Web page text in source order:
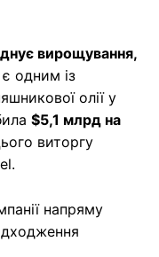
вирощування,
є одним із
олії у
$5,1 млрд на
виторгу
напряму